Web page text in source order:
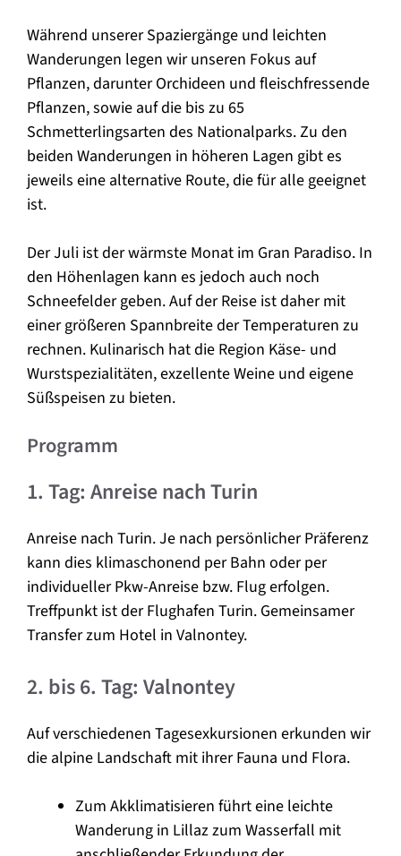
Während unserer Spaziergänge und leichten
Wanderungen legen wir unseren Fokus auf
Pflanzen, darunter Orchideen und fleischfressende
Pflanzen, sowie auf die bis zu 65
Schmetterlingsarten des Nationalparks. Zu den
beiden Wanderungen in höheren Lagen gibt es
jeweils eine alternative Route, die für alle geeignet
ist.
Der Juli ist der wärmste Monat im Gran Paradiso. In
den Höhenlagen kann es jedoch auch noch
Schneefelder geben. Auf der Reise ist daher mit
einer größeren Spannbreite der Temperaturen zu
rechnen. Kulinarisch hat die Region Käse- und
Wurstspezialitäten, exzellente Weine und eigene
Süßspeisen zu bieten.
Programm
1. Tag: Anreise nach Turin
Anreise nach Turin. Je nach persönlicher Präferenz
kann dies klimaschonend per Bahn oder per
individueller Pkw-Anreise bzw. Flug erfolgen.
Treffpunkt ist der Flughafen Turin. Gemeinsamer
Transfer zum Hotel in Valnontey.
2. bis 6. Tag: Valnontey
Auf verschiedenen Tagesexkursionen erkunden wir
die alpine Landschaft mit ihrer Fauna und Flora.
Zum Akklimatisieren führt eine leichte
Wanderung in Lillaz zum Wasserfall mit